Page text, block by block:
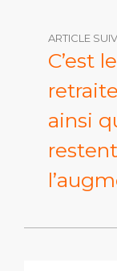
ARTICLE
C’est
ainsi